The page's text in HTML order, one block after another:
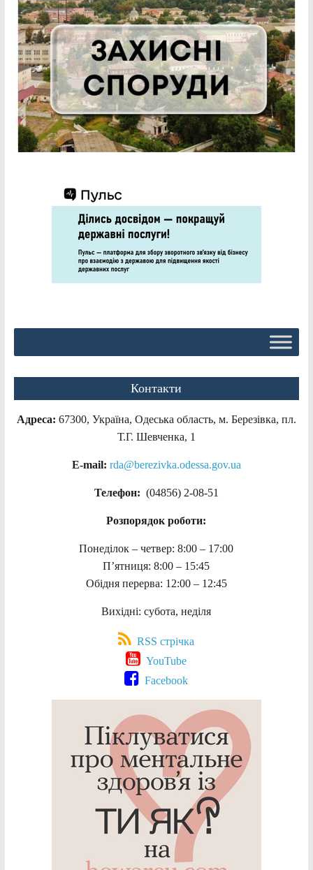
Контакти
Адреса: 67300, Україна, Одеська область, м. Березівка, пл.
Т.Г. Шевченка, 1
E-mail: rda@berezivka.odessa.gov.ua
Телефон: (04856) 2-08-51
Розпорядок роботи:
Понеділок – четвер: 8:00 – 17:00
П’ятниця: 8:00 – 15:45
Обідня перерва: 12:00 – 12:45
Вихідні: субота, неділя
RSS стрічка
YouTube
Facebook